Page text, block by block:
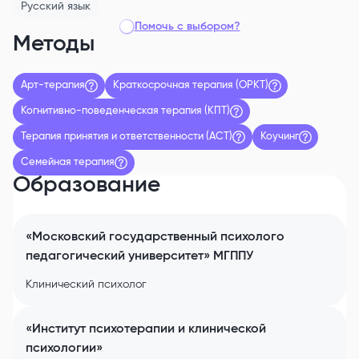
Русский язык
Помочь с выбором?
Методы
Арт-терапия Краткосрочная терапия (ОРКТ)
Когнитивно-поведенческая терапия (КПТ)
Терапия принятия и ответственности (АСТ) Коучинг
Семейная терапия
Образование
«Московский государственный психолого
педагогический университет» МГППУ
Клинический психолог
«Институт психотерапии и клинической
психологии»